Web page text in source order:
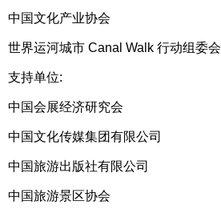
中国文化产业协会
世界运河城市 Canal Walk 行动组委会
支持单位:
中国会展经济研究会
中国文化传媒集团有限公司
中国旅游出版社有限公司
中国旅游景区协会